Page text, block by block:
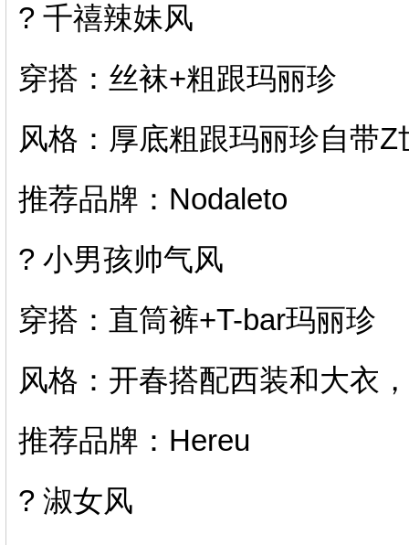
?️ 千禧辣妹风
穿搭：丝袜+粗跟玛丽珍
风格：厚底粗跟玛丽珍自带
推荐品牌：Nodaleto
? 小男孩帅气风
穿搭：直筒裤+T-bar玛丽珍
风格：开春搭配西装和大衣
推荐品牌：Hereu
? 淑女风